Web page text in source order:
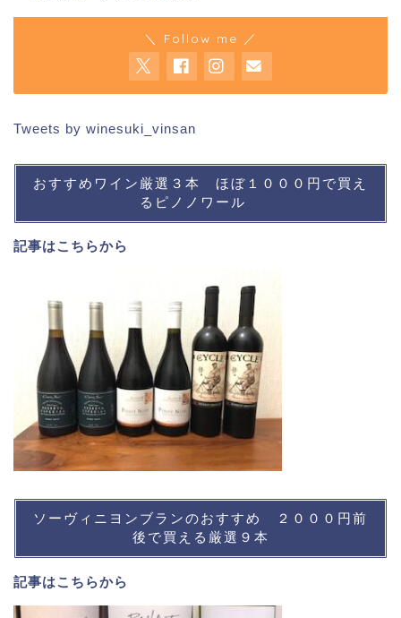
＼ Follow me ／
Tweets by winesuki_vinsan
おすすめワイン厳選３本 ほぼ１０００円で買え
るピノノワール
記事はこちらから
ソーヴィニヨンブランのおすすめ ２０００円前
後で買える厳選９本
記事はこちらから